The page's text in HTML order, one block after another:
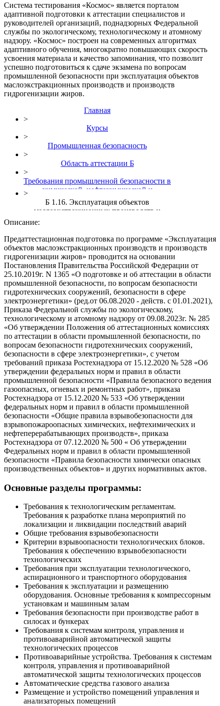
Система тестирования «Космос» является порталом
адаптивной подготовки к аттестации специалистов и
руководителей организаций, поднадзорных Федеральной
службы по экологическому, технологическому и атомному
надзору. «Космос» построен на современных алгоритмах
адаптивного обучения, многократно повышающих скорость
усвоения материала и качество запоминания, что позволит
успешно подготовиться к сдаче экзамена по вопросам
промышленной безопасности при эксплуатация объектов
маслоэкстракционных производств и производств
гидрогенизации жиров.
Главная
>
Курсы
>
Промышленная безопасность
>
Область аттестации Б
>
Требования промышленной безопасности в
химической, нефтехимической и
нефтегазоперерабатывающей
промышленности (Б.1)
>
Б 1.16. Эксплуатация объектов
маслоэкстракционных производств и
производств гидрогенизации жиров
Описание:
Предаттестационная подготовка по программе «Эксплуатация
объектов маслоэкстракционных производств и производств
гидрогенизации жиров» проводится на основании
Постановления Правительства Российской Федерации от
25.10.2019г. N 1365 «О подготовке и об аттестации в области
промышленной безопасности, по вопросам безопасности
гидротехнических сооружений, безопасности в сфере
электроэнергетики» (ред.от 06.08.2020 - действ. с 01.01.2021),
Приказа Федеральной службы по экологическому,
технологическому и атомному надзору от 09.08.2023г. № 285
«Об утверждении Положения об аттестационных комиссиях
по аттестации в области промышленной безопасности, по
вопросам безопасности гидротехнических сооружений,
безопасности в сфере электроэнергетики», с учетом
требований приказа Ростехнадзора от 15.12.2020 № 528 «Об
утверждении федеральных норм и правил в области
промышленной безопасности «Правила безопасного ведения
газоопасных, огневых и ремонтных работ», приказа
Ростехнадзора от 15.12.2020 № 533 «Об утверждении
федеральных норм и правил в области промышленной
безопасности «Общие правила взрывобезопасности для
взрывопожароопасных химических, нефтехимических и
нефтеперерабатывающих производств», приказа
Ростехнадзора от 07.12.2020 № 500 « Об утверждении
Федеральных норм и правил в области промышленной
безопасности «Правила безопасности химически опасных
производственных объектов» и других нормативных актов.
Основные разделы программы:
Требования к технологическим регламентам.
Требования к разработке плана мероприятий по
локализации и ликвидации последствий аварий
Общие требования взрывобезопасности
Критерии взрывоопасности технологических блоков.
Требования к обеспечению взрывобезопасности
технологических
Требования при эксплуатации технологического,
аспирационного и транспортного оборудования
Требования к эксплуатации и размещению
оборудования. Основные требования к компрессорным
установкам и машинным залам
Требования безопасности при производстве работ в
силосах и бункерах
Требования к системам контроля, управления и
противоаварийной автоматической защиты
технологических процессов
Противоаварийные устройства. Требования к системам
контроля, управления и противоаварийной
автоматической защиты технологических процессов
Автоматические средства газового анализа
Размещение и устройство помещений управления и
анализаторных помещений